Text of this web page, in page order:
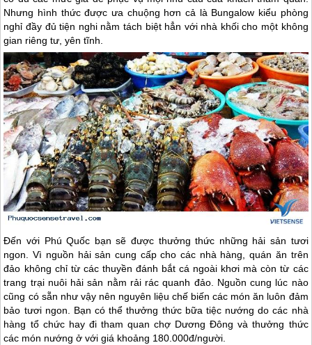
Nhưng hình thức được ưa chuộng hơn cả là Bungalow kiểu phòng
nghỉ đầy đủ tiện nghi nằm tách biệt hẳn với nhà khối cho một không
gian riêng tư, yên tĩnh.
Đến với Phú Quốc bạn sẽ được thưởng thức những hải sản tươi
ngon. Vì nguồn hải sản cung cấp cho các nhà hàng, quán ăn trên
đảo không chỉ từ các thuyền đánh bắt cá ngoài khơi mà còn từ các
trang trại nuôi hải sản nằm rải rác quanh đảo. Nguồn cung lúc nào
cũng có sẵn như vậy nên nguyên liệu chế biến các món ăn luôn đảm
bảo tươi ngon. Bạn có thể thưởng thức bữa tiệc nướng do các nhà
hàng tổ chức hay đi tham quan chợ Dương Đông và thưởng thức
các món nướng ở với giá khoảng 180.000đ/người.